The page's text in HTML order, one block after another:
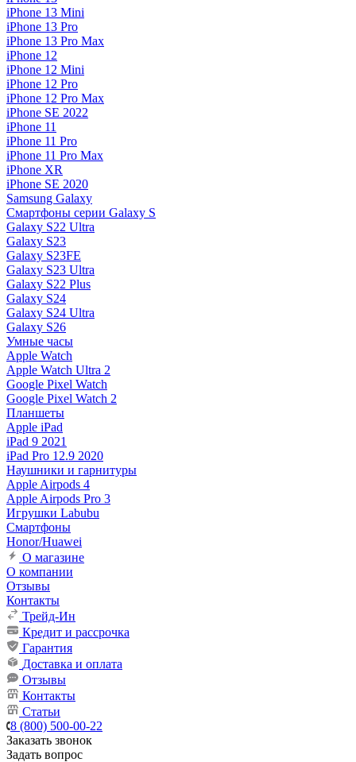
iPhone 13 Mini
iPhone 13 Pro
iPhone 13 Pro Max
iPhone 12
iPhone 12 Mini
iPhone 12 Pro
iPhone 12 Pro Max
iPhone SE 2022
iPhone 11
iPhone 11 Pro
iPhone 11 Pro Max
iPhone XR
iPhone SE 2020
Samsung Galaxy
Смартфоны серии Galaxy S
Galaxy S22 Ultra
Galaxy S23
Galaxy S23FE
Galaxy S23 Ultra
Galaxy S22 Plus
Galaxy S24
Galaxy S24 Ultra
Galaxy S26
Умные часы
Apple Watch
Apple Watch Ultra 2
Google Pixel Watch
Google Pixel Watch 2
Планшеты
Apple iPad
iPad 9 2021
iPad Pro 12.9 2020
Наушники и гарнитуры
Apple Airpods 4
Apple Airpods Pro 3
Игрушки Labubu
Смартфоны
Honor/Huawei
О магазине
О компании
Отзывы
Контакты
Трейд-Ин
Кредит и рассрочка
Гарантия
Доставка и оплата
Отзывы
Контакты
Статьи
8 (800) 500-00-22
Заказать звонок
Задать вопрос